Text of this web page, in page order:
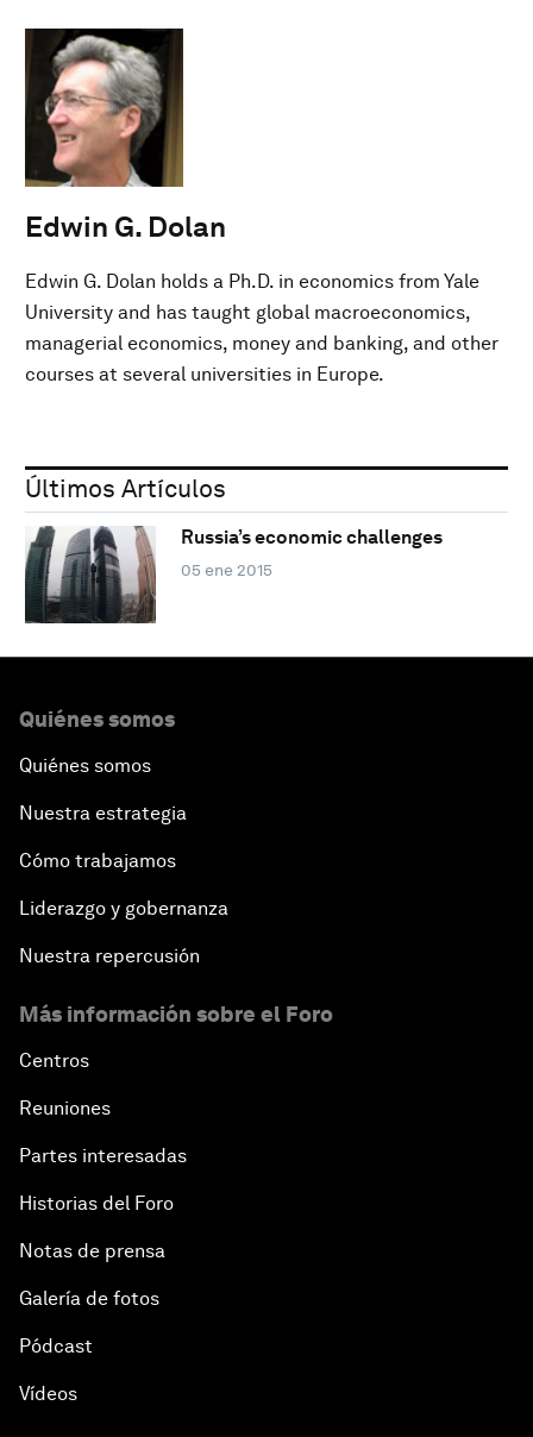
Edwin G. Dolan
Edwin G. Dolan holds a Ph.D. in economics from Yale
University and has taught global macroeconomics,
managerial economics, money and banking, and other
courses at several universities in Europe.
Últimos Artículos
Russia’s economic challenges
05 ene 2015
Quiénes somos
Quiénes somos
Nuestra estrategia
Cómo trabajamos
Liderazgo y gobernanza
Nuestra repercusión
Más información sobre el Foro
Centros
Reuniones
Partes interesadas
Historias del Foro
Notas de prensa
Galería de fotos
Pódcast
Vídeos